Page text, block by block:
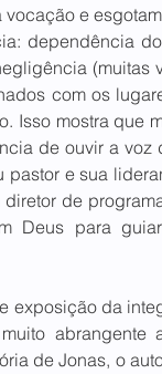
e
dependência
(muitas
com os
Isso mostra que
de ouvir a voz
e sua
de
Deus para
exposição da
abrangente
de Jonas, o